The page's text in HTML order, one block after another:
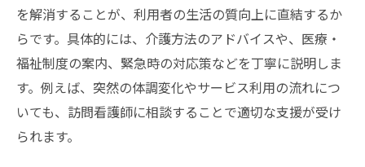
を解消することが、利用者の生活の質向上に直結するか
らです。具体的には、介護方法のアドバイスや、医療・
福祉制度の案内、緊急時の対応策などを丁寧に説明しま
す。例えば、突然の体調変化やサービス利用の流れにつ
いても、訪問看護師に相談することで適切な支援が受け
られます。